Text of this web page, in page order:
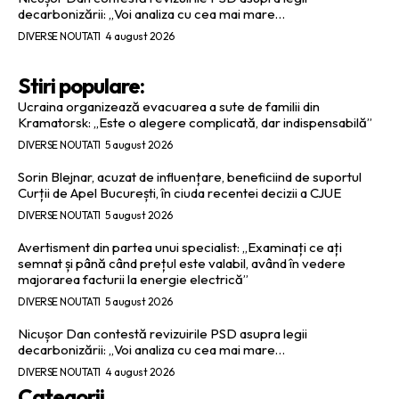
decarbonizării: „Voi analiza cu cea mai mare…
DIVERSE NOUTATI 4 august 2026
Stiri populare:
Ucraina organizează evacuarea a sute de familii din
Kramatorsk: „Este o alegere complicată, dar indispensabilă”
DIVERSE NOUTATI 5 august 2026
Sorin Blejnar, acuzat de influențare, beneficiind de suportul
Curții de Apel București, în ciuda recentei decizii a CJUE
DIVERSE NOUTATI 5 august 2026
Avertisment din partea unui specialist: „Examinați ce ați
semnat și până când prețul este valabil, având în vedere
majorarea facturii la energie electrică”
DIVERSE NOUTATI 5 august 2026
Nicușor Dan contestă revizuirile PSD asupra legii
decarbonizării: „Voi analiza cu cea mai mare…
DIVERSE NOUTATI 4 august 2026